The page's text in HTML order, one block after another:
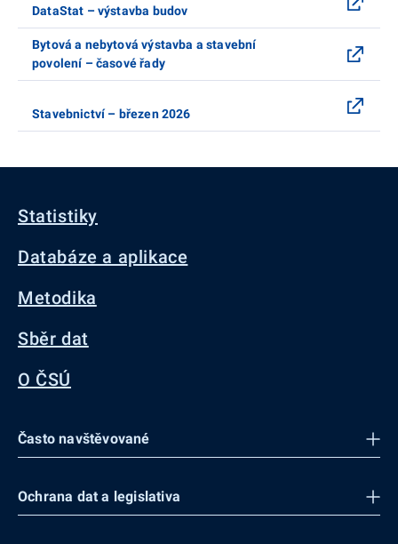
DataStat – výstavba budov
Bytová a nebytová výstavba a stavební
povolení – časové řady
Stavebnictví – březen 2026
Statistiky
Databáze a aplikace
Metodika
Sběr dat
O ČSÚ
Často navštěvované
Ochrana dat a legislativa